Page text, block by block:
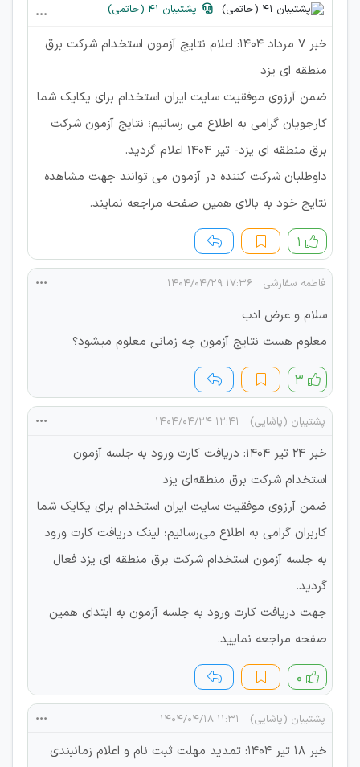
پشتیبان 41 (حاتمی)
خبر 7 مرداد 1404: اعلام نتایج آزمون استخدام شرکت برق
منطقه ای یزد
ضمن آرزوی موفقیت سایت ایران استخدام برای یکایک شما
کارجویان گرامی به اطلاع می رسانیم؛ نتایج آزمون شرکت
برق منطقه ای یزد- تیر ۱۴۰۴ اعلام گردید.
داوطلبان شرکت کننده در آزمون می توانند جهت مشاهده
نتایج خود به بالای همین صفحه مراجعه نمایند.
۱
فاطمه سفارشی ۱۷:۳۶ ۱۴۰۴/۰۴/۲۹
سلام و عرض ادب
معلوم هست نتایج آزمون چه زمانی معلوم میشود؟
۳
پشتیبان (پاشایی) ۱۲:۴۱ ۱۴۰۴/۰۴/۲۴
خبر 24 تیر 1404: دریافت کارت ورود به جلسه آزمون
استخدام شرکت برق منطقه‌ای یزد
ضمن آرزوی موفقیت سایت ایران استخدام برای یکایک شما
کاربران گرامی به اطلاع می‌رسانیم؛ لینک دریافت کارت ورود
به جلسه آزمون استخدام شرکت برق منطقه ای یزد فعال
گردید.
جهت دریافت کارت ورود به جلسه آزمون به ابتدای همین
صفحه مراجعه نمایید.
۰
پشتیبان (پاشایی) ۱۱:۳۱ ۱۴۰۴/۰۴/۱۸
خبر 18 تیر 1404: تمدید مهلت ثبت نام و اعلام زمانبندی